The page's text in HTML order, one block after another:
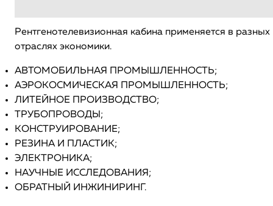
Рентгенотелевизионная кабина применяется в разных
отраслях экономики.
АВТОМОБИЛЬНАЯ ПРОМЫШЛЕННОСТЬ;
АЭРОКОСМИЧЕСКАЯ ПРОМЫШЛЕННОСТЬ;
ЛИТЕЙНОЕ ПРОИЗВОДСТВО;
ТРУБОПРОВОДЫ;
КОНСТРУИРОВАНИЕ;
РЕЗИНА И ПЛАСТИК;
ЭЛЕКТРОНИКА;
НАУЧНЫЕ ИССЛЕДОВАНИЯ;
ОБРАТНЫЙ ИНЖИНИРИНГ.